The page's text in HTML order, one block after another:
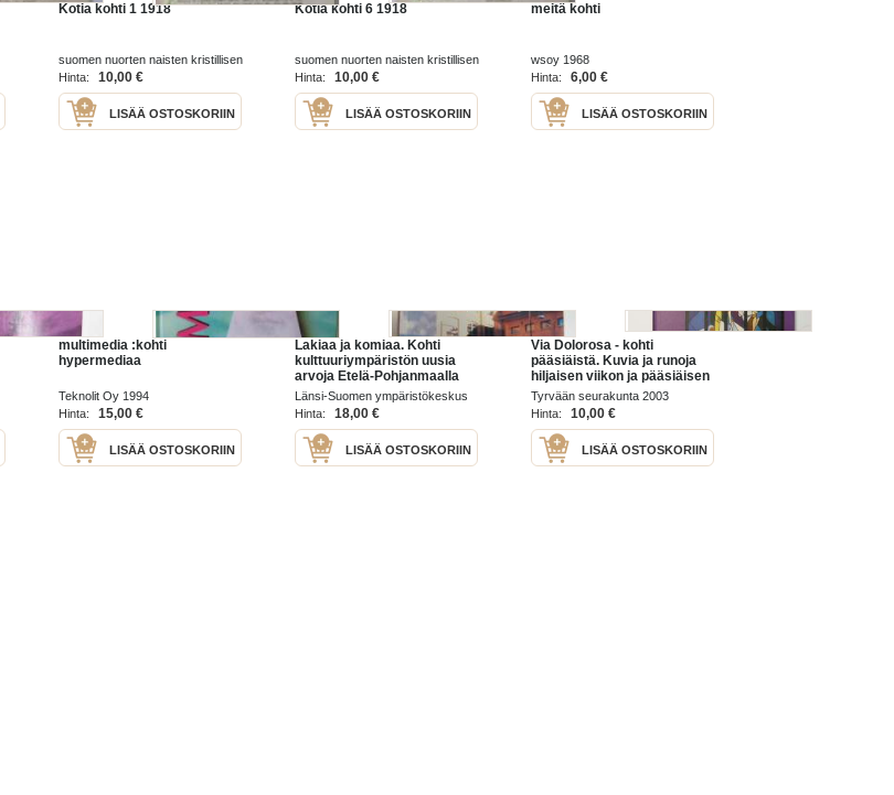
Kotia kohti 1 1918
suomen nuorten naisten kristillisen
yhdistyksen 1918
Hinta: 10,00 €
LISÄÄ OSTOSKORIIN
Kotia kohti 6 1918
suomen nuorten naisten kristillisen
yhdistyksen 1918
Hinta: 10,00 €
LISÄÄ OSTOSKORIIN
meitä kohti
wsoy 1968
Hinta:
6,00 €
LISÄÄ OSTOSKORIIN
multimedia :kohti
hypermediaa
Teknolit Oy 1994
Hinta:
15,00 €
LISÄÄ OSTOSKORIIN
Lakiaa ja komiaa. Kohti
kulttuuriympäristön uusia
arvoja Etelä-Pohjanmaalla
Länsi-Suomen ympäristökeskus
2003
Hinta: 18,00 €
LISÄÄ OSTOSKORIIN
Via Dolorosa - kohti
pääsiäistä. Kuvia ja runoja
hiljaisen viikon ja pääsiäisen
sanomasta
Tyrvään seurakunta 2003
Hinta:
10,00 €
LISÄÄ OSTOSKORIIN